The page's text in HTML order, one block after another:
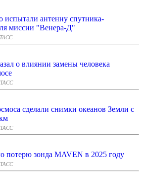
антенну спутника-
миссии "Венера-Д"
| ТАСС
о влиянии замены человека
| ТАСС
сделали снимки океанов Земли с
| ТАСС
потерю зонда MAVEN в 2025 году
| ТАСС